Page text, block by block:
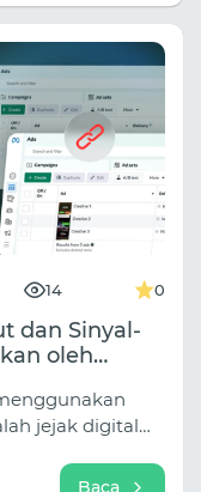
14 0
dan Sinyal-
oleh
jejak digital
lunak anti-
Baca